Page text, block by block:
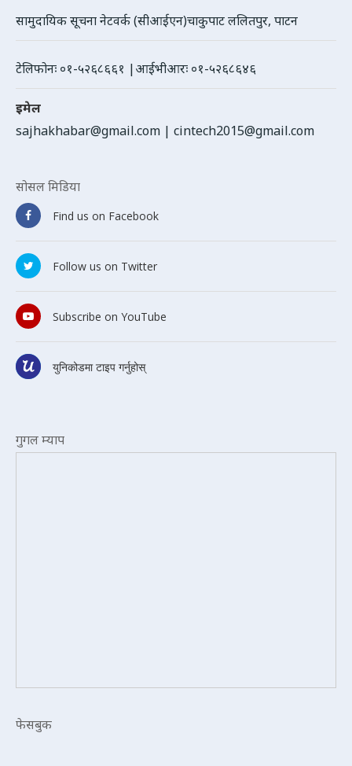
सामुदायिक सूचना नेटवर्क (सीआईएन)चाकुपाट ललितपुर, पाटन
टेलिफोनः ०१-५२६८६६१ |आईभीआरः ०१-५२६८६४६
इमेल
sajhakhabar@gmail.com | cintech2015@gmail.com
सोसल मिडिया
Find us on Facebook
Follow us on Twitter
Subscribe on YouTube
युनिकोडमा टाइप गर्नुहोस्
गुगल म्याप
फेसबुक